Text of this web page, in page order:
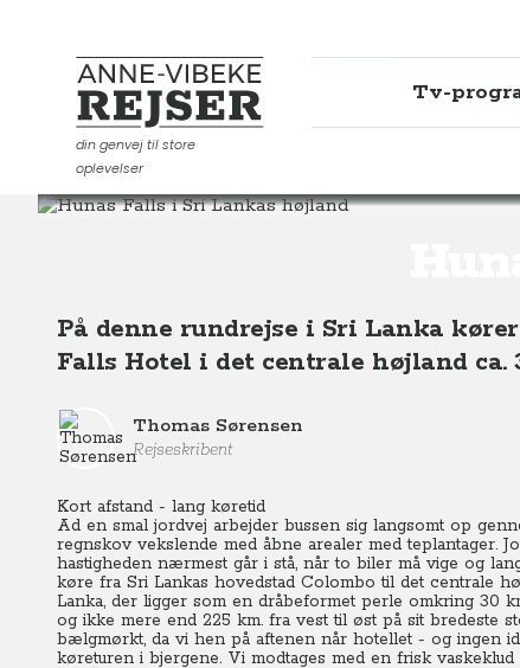
Anne-Vibeke Rejser
din genvej til store
oplevelser
Tv-
Destinationer
På denne rundrejse i Sri Lanka
Falls Hotel i det centrale højland
Thomas Sørensen
Rejseskribent
Kort afstand - lang køretid
Ad en smal jordvej arbejder bussen sig langsomt op
regnskov vekslende med åbne arealer med teplantager.
hastigheden nærmest går i stå, når to biler må vige og
køre fra Sri Lankas hovedstad Colombo til det centrale
Lanka, der ligger som en dråbeformet perle omkring 30
og ikke mere end 225 km. fra vest til øst på sit bredeste
bælgmørkt, da vi hen på aftenen når hotellet - og ingen
køreturen i bjergene. Vi modtages med en frisk